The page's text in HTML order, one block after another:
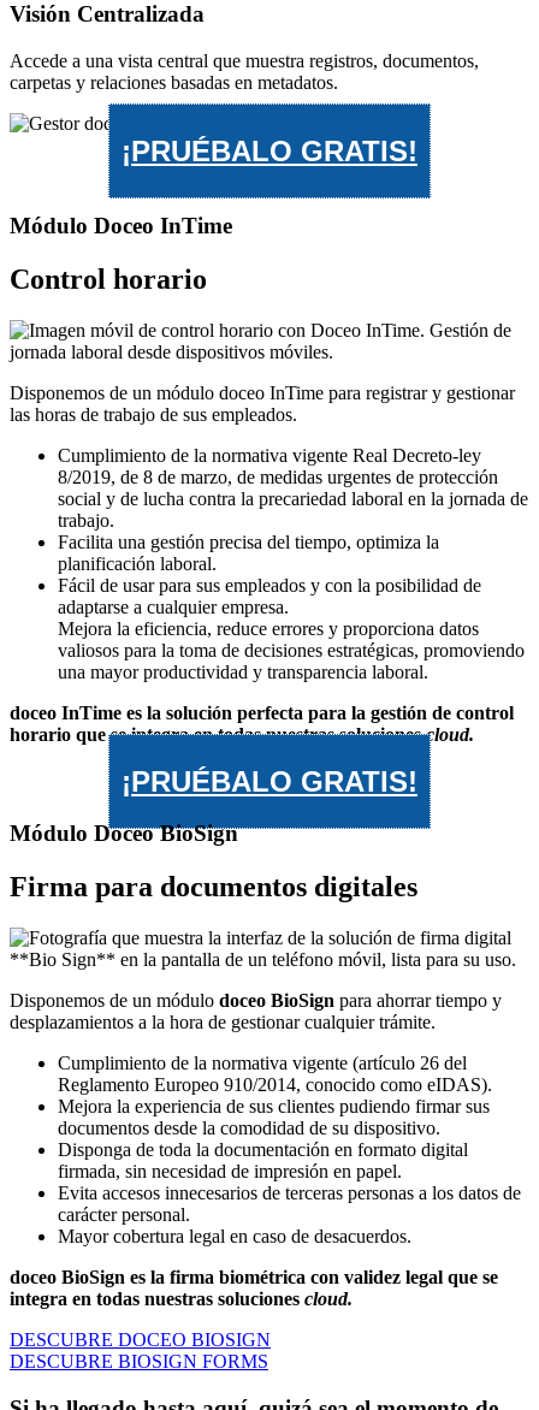
Visión Centralizada
Accede a una vista central que muestra registros, documentos,
carpetas y relaciones basadas en metadatos.
¡PRUÉBALO GRATIS!
Módulo Doceo InTime
Control horario
Disponemos de un módulo doceo InTime para registrar y gestionar
las horas de trabajo de sus empleados.
Cumplimiento de la normativa vigente Real Decreto-ley
8/2019, de 8 de marzo, de medidas urgentes de protección
social y de lucha contra la precariedad laboral en la jornada de
trabajo.
Facilita una gestión precisa del tiempo, optimiza la
planificación laboral.
Fácil de usar para sus empleados y con la posibilidad de
adaptarse a cualquier empresa.
Mejora la eficiencia, reduce errores y proporciona datos
valiosos para la toma de decisiones estratégicas, promoviendo
una mayor productividad y transparencia laboral.
doceo InTime es la solución perfecta para la gestión de control
horario que se integra en todas nuestras solucionescloud.
¡PRUÉBALO GRATIS!
Módulo Doceo BioSign
Firma para documentos digitales
Disponemos de un módulo doceo BioSign para ahorrar tiempo y
desplazamientos a la hora de gestionar cualquier trámite.
Cumplimiento de la normativa vigente (artículo 26 del
Reglamento Europeo 910/2014, conocido como eIDAS).
Mejora la experiencia de sus clientes pudiendo firmar sus
documentos desde la comodidad de su dispositivo.
Disponga de toda la documentación en formato digital
firmada, sin necesidad de impresión en papel.
Evita accesos innecesarios de terceras personas a los datos de
carácter personal.
Mayor cobertura legal en caso de desacuerdos.
doceo BioSign es la firma biométrica con validez legal que se
integra en todas nuestras soluciones cloud.
DESCUBRE DOCEO BIOSIGN
DESCUBRE BIOSIGN FORMS